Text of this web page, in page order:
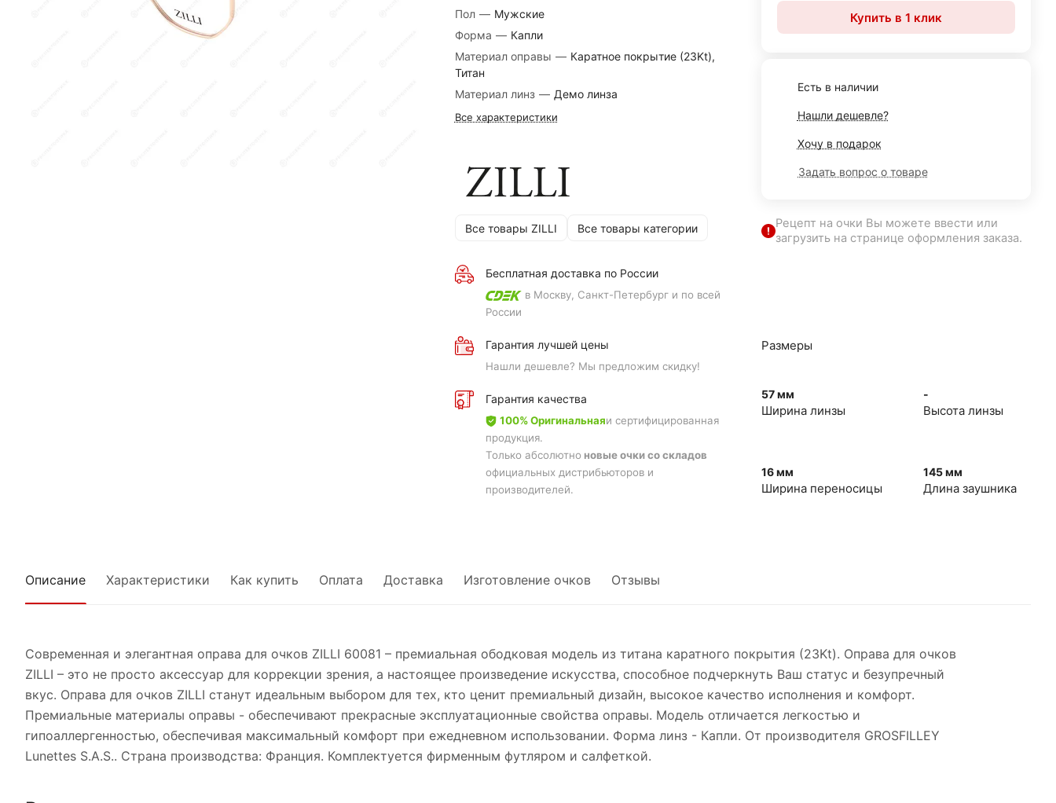
Пол — Мужские
Форма — Капли
Материал оправы — Каратное покрытие (23Kt),
Титан
Материал линз — Демо линза
Все характеристики
Все товары ZILLI Все товары категории
Бесплатная доставка по России
в Москву, Санкт-Петербург и по всей
России
Гарантия лучшей цены
Нашли дешевле? Мы предложим скидку!
Гарантия качества
100% Оригинальнаяи сертифицированная
продукция.
Только абсолютноновые очки со складов
официальных дистрибьюторов и
производителей.
Купить в 1 клик
Есть в наличии
Нашли дешевле?
Хочу в подарок
Задать вопрос о товаре
Рецепт на очки Вы можете ввести или
загрузить на странице оформления заказа.
Размеры
57 мм
Ширина линзы
-
Высота линзы
16 мм
Ширина переносицы
145 мм
Длина заушника
Описание Характеристики Как купить Оплата Доставка Изготовление очков Отзывы
Современная и элегантная оправа для очков ZILLI 60081 – премиальная ободковая модель из титана каратного покрытия (23Kt). Оправа для очков
ZILLI – это не просто аксессуар для коррекции зрения, а настоящее произведение искусства, способное подчеркнуть Ваш статус и безупречный
вкус. Оправа для очков ZILLI станут идеальным выбором для тех, кто ценит премиальный дизайн, высокое качество исполнения и комфорт.
Премиальные материалы оправы - обеспечивают прекрасные эксплуатационные свойства оправы. Модель отличается легкостью и
гипоаллергенностью, обеспечивая максимальный комфорт при ежедневном использовании. Форма линз - Капли. От производителя GROSFILLEY
Lunettes S.A.S.. Страна производства: Франция. Комплектуется фирменным футляром и салфеткой.